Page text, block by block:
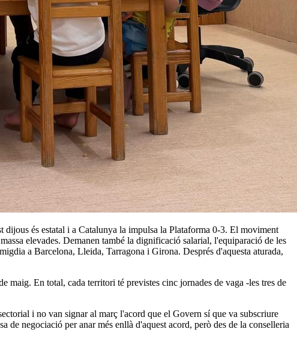
dijous és estatal i a Catalunya la impulsa la Plataforma 0-3. El moviment
elevades. Demanen també la dignificació salarial, l'equiparació de les
a Barcelona, Lleida, Tarragona i Girona. Després d'aquesta aturada,
maig. En total, cada territori té previstes cinc jornades de vaga -les tres de
i no van signar al març l'acord que el Govern sí que va subscriure
negociació per anar més enllà d'aquest acord, però des de la conselleria